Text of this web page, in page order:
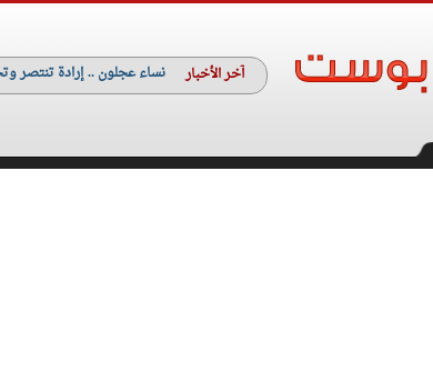
آخر الأخبار نساء عجلون .. إرادة تنتصر